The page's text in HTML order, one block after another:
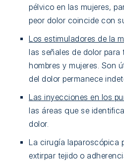
pélvico en las mujeres,
peor dolor coincide con
Los estimuladores de la
las señales de dolor
hombres y mujeres. Son
del dolor permanece
Las inyecciones en los
las áreas que se
dolor.
La cirugía laparoscópica
extirpar tejido o